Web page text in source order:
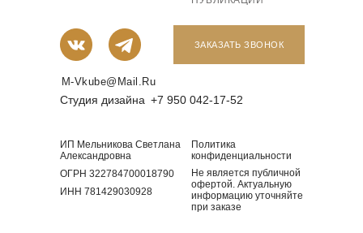
Политика
конфиденциальности
Не является публичной
офертой. Актуальную
информацию уточняйте
при заказе
Студия дизайна +7 950 042-17-52
ЗАКАЗАТЬ ЗВОНОК
M-Vkube@mail.ru
ИП Мельникова Светлана
Александровна
ИНН 781429030928
ОГРН 322784700018790